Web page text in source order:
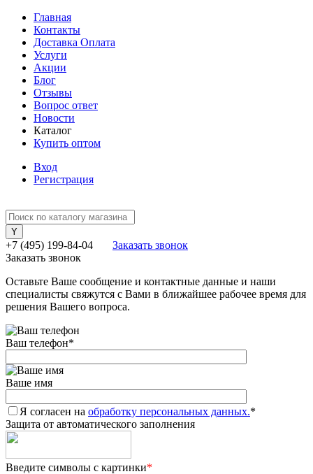
Главная
Контакты
Доставка Оплата
Услуги
Акции
Блог
Отзывы
Вопрос ответ
Новости
Каталог
Купить оптом
Вход
Регистрация
+7 (495) 199-84-04
Заказать звонок
Заказать звонок
Оставьте Ваше сообщение и контактные данные и наши
специалисты свяжутся с Вами в ближайшее рабочее время для
решения Вашего вопроса.
Ваш телефон*
Ваше имя
Я согласен на обработку персональных данных.*
Защита от автоматического заполнения
Введите символы с картинки*